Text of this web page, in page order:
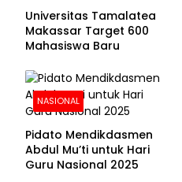
Universitas Tamalatea
Makassar Target 600
Mahasiswa Baru
NASIONAL
Pidato Mendikdasmen
Abdul Mu’ti untuk Hari
Guru Nasional 2025